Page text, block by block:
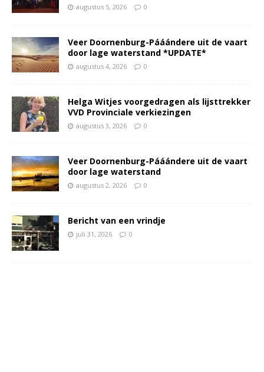
augustus 5, 2026 0
Veer Doornenburg-Pááándere uit de vaart
door lage waterstand *UPDATE*
augustus 4, 2026 0
Helga Witjes voorgedragen als lijsttrekker
VVD Provinciale verkiezingen
augustus 3, 2026 0
Veer Doornenburg-Pááándere uit de vaart
door lage waterstand
augustus 2, 2026 0
Bericht van een vrindje
juli 31, 2026 0